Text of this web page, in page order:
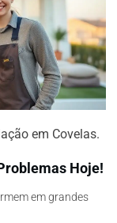
em Covelas.
Hoje!
em grandes